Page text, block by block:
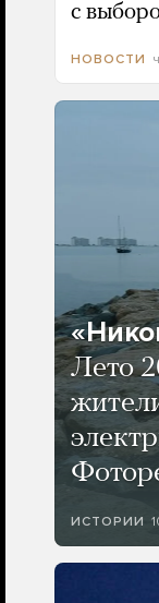
с
НОВОСТИ
Лето
ИСТОРИИ